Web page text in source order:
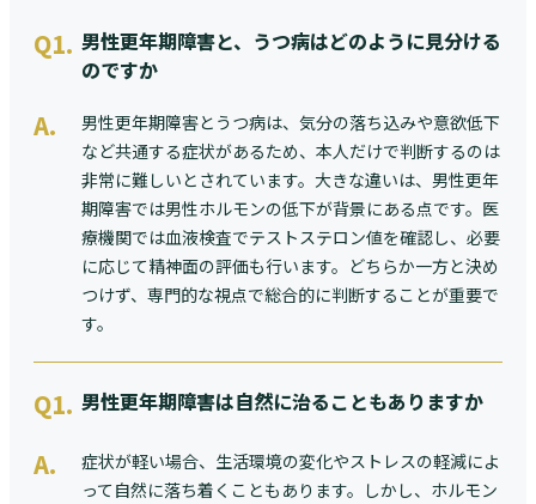
Q1. 男性更年期障害と、うつ病はどのように見分ける
のですか
A.
男性更年期障害とうつ病は、気分の落ち込みや意欲低下
など共通する症状があるため、本人だけで判断するのは
非常に難しいとされています。大きな違いは、男性更年
期障害では男性ホルモンの低下が背景にある点です。医
療機関では血液検査でテストステロン値を確認し、必要
に応じて精神面の評価も行います。どちらか一方と決め
つけず、専門的な視点で総合的に判断することが重要で
す。
Q1. 男性更年期障害は自然に治ることもありますか
A.
症状が軽い場合、生活環境の変化やストレスの軽減によ
って自然に落ち着くこともあります。しかし、ホルモン